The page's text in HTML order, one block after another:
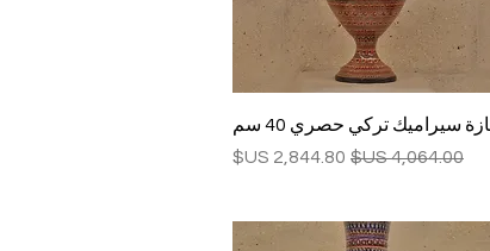
العرض السريع
سيراميك تركي حصري 40 سم
سعر عادي
سعر البيع